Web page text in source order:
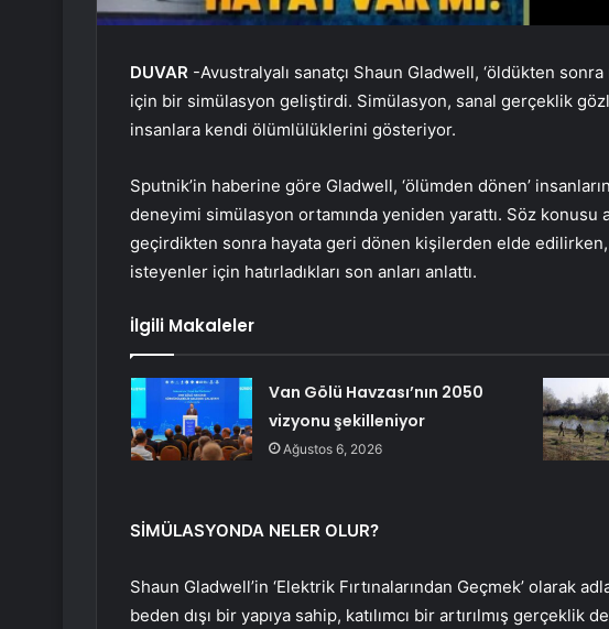
DUVAR -Avustralyalı sanatçı Shaun Gladwell, ‘öldükten
için bir simülasyon geliştirdi. Simülasyon, sanal gerçeklik
insanlara kendi ölümlülüklerini gösteriyor.
Sputnik’in haberine göre Gladwell, ‘ölümden dönen’
deneyimi simülasyon ortamında yeniden yarattı. Söz konusu
geçirdikten sonra hayata geri dönen kişilerden elde
isteyenler için hatırladıkları son anları anlattı.
İlgili Makaleler
Van Gölü Havzası’nın 2050
vizyonu şekilleniyor
Ağustos 6, 2026
SİMÜLASYONDA NELER OLUR?
Shaun Gladwell’in ‘Elektrik Fırtınalarından Geçmek’ olarak
beden dışı bir yapıya sahip, katılımcı bir artırılmış gerçeklik